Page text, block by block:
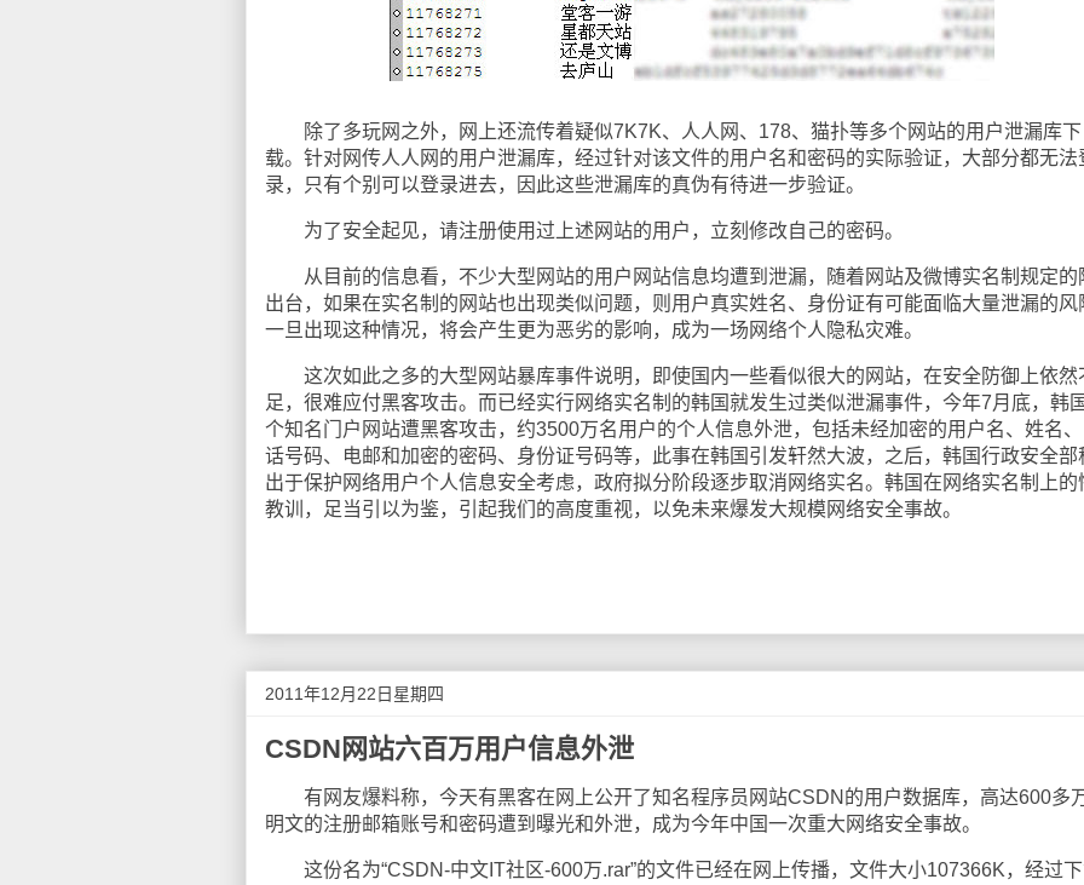
除了多玩网之外，网上还流传着疑似7K7K、人人网、178、猫扑等多个网站的用户泄漏库下
载。针对网传人人网的用户泄漏库，经过针对该文件的用户名和密码的实际验证，大部分都无法
录，只有个别可以登录进去，因此这些泄漏库的真伪有待进一步验证。
为了安全起见，请注册使用过上述网站的用户，立刻修改自己的密码。
从目前的信息看，不少大型网站的用户网站信息均遭到泄漏，随着网站及微博实名制规定的
出台，如果在实名制的网站也出现类似问题，则用户真实姓名、身份证有可能面临大量泄漏的风
一旦出现这种情况，将会产生更为恶劣的影响，成为一场网络个人隐私灾难。
这次如此之多的大型网站暴库事件说明，即使国内一些看似很大的网站，在安全防御上依然
足，很难应付黑客攻击。而已经实行网络实名制的韩国就发生过类似泄漏事件，今年7月底，韩
个知名门户网站遭黑客攻击，约3500万名用户的个人信息外泄，包括未经加密的用户名、姓名
话号码、电邮和加密的密码、身份证号码等，此事在韩国引发轩然大波，之后，韩国行政安全部
出于保护网络用户个人信息安全考虑，政府拟分阶段逐步取消网络实名。韩国在网络实名制上的
教训，足当引以为鉴，引起我们的高度重视，以免未来爆发大规模网络安全事故。
2011年12月22日星期四
CSDN网站六百万用户信息外泄
有网友爆料称，今天有黑客在网上公开了知名程序员网站CSDN的用户数据库，高达600多
明文的注册邮箱账号和密码遭到曝光和外泄，成为今年中国一次重大网络安全事故。
这份名为“CSDN-中文IT社区-600万.rar”的文件已经在网上传播，文件大小107366K，经过